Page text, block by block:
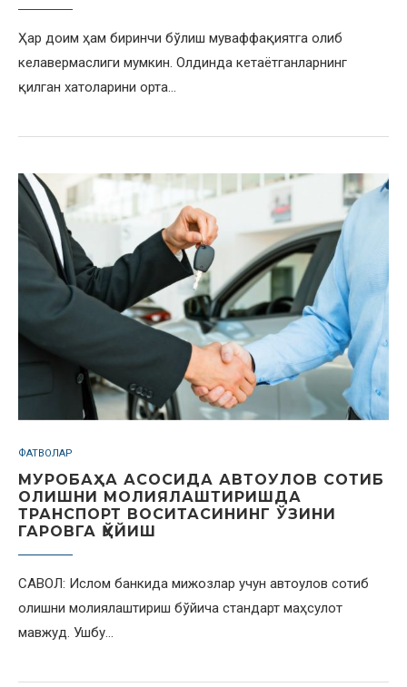
Ҳар доим ҳам биринчи бўлиш муваффақиятга олиб
келавермаслиги мумкин. Олдинда кетаётганларнинг
қилган хатоларини орта…
ФАТВОЛАР
МУРОБАҲА АСОСИДА АВТОУЛОВ СОТИБ
ОЛИШНИ МОЛИЯЛАШТИРИШДА
ТРАНСПОРТ ВОСИТАСИНИНГ ЎЗИНИ
ГАРОВГА ҚЎЙИШ
САВОЛ: Ислом банкида мижозлар учун автоулов сотиб
олишни молиялаштириш бўйича стандарт маҳсулот
мавжуд. Ушбу…